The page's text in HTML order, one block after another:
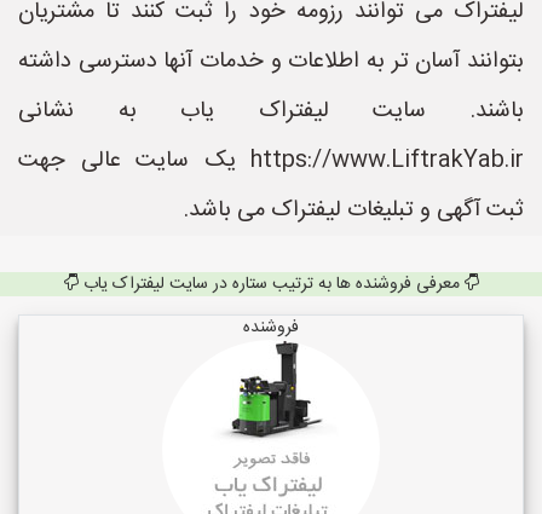
لیفتراک می توانند رزومه خود را ثبت کنند تا مشتریان
بتوانند آسان تر به اطلاعات و خدمات آنها دسترسی داشته
باشند. سایت لیفتراک یاب به نشانی
https://www.LiftrakYab.ir یک سایت عالی جهت
ثبت آگهی و تبلیغات لیفتراک می باشد.
معرفی فروشنده ها به ترتیب ستاره در سایت لیفتراک یاب
فروشنده